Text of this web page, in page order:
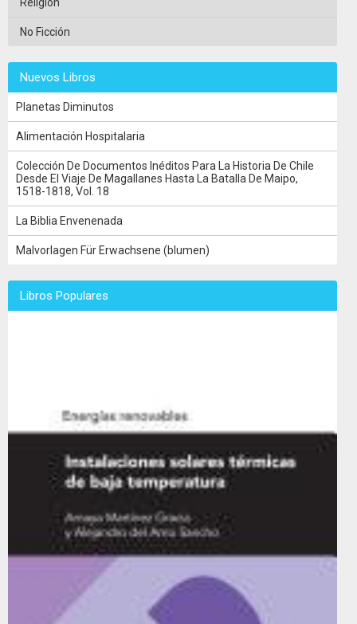
No Ficción
Nuevos Libros
Planetas Diminutos
Alimentación Hospitalaria
Colección De Documentos Inéditos Para La Historia De Chile
Desde El Viaje De Magallanes Hasta La Batalla De Maipo,
1518-1818, Vol. 18
La Biblia Envenenada
Malvorlagen Für Erwachsene (blumen)
Libros Populares